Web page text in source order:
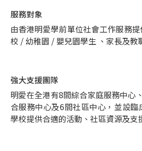
服務對象
由香港明愛學前單位社會工作服務
校 / 幼稚園 / 嬰兒園學生 、家長及教
強大支援團隊
明愛在全港有8間綜合家庭服務中心
合服務中心及6間社區中心，並設
學校提供合適的活動、社區資源及支